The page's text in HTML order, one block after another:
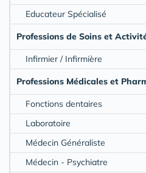
Educateur Spécialisé
Professions de Soins et
Infirmier / Infirmière
Professions Médicales et
Fonctions dentaires
Laboratoire
Médecin Généraliste
Médecin - Psychiatre